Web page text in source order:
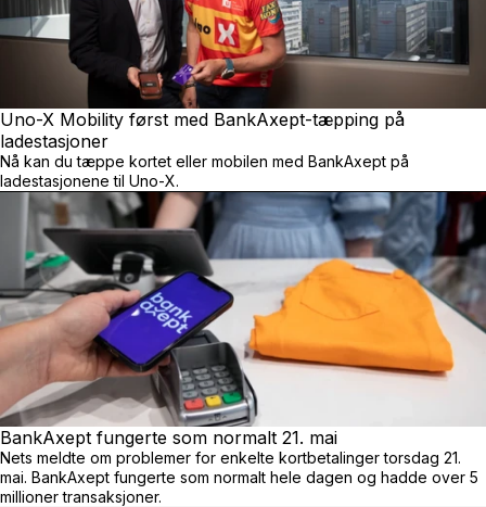
Uno-X Mobility først med BankAxept-tæpping på
ladestasjoner
Nå kan du tæppe kortet eller mobilen med BankAxept på
ladestasjonene til Uno-X.
BankAxept fungerte som normalt 21. mai
Nets meldte om problemer for enkelte kortbetalinger torsdag 21.
mai. BankAxept fungerte som normalt hele dagen og hadde over 5
millioner transaksjoner.